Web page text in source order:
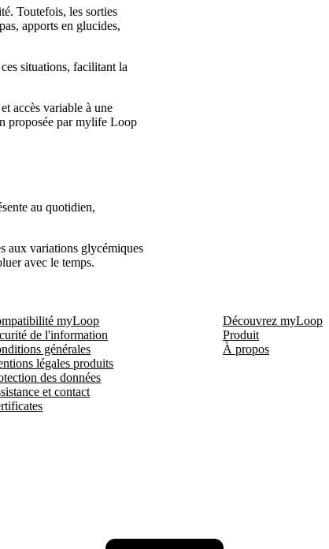
Toutefois, les sorties
apports en glucides,
situations, facilitant la
accès variable à une
proposée par mylife Loop
au quotidien,
aux variations glycémiques
avec le temps.
myLoop
de l'information
générales
légales produits
des données
et contact
Découvrez myLoop
Produit
À propos